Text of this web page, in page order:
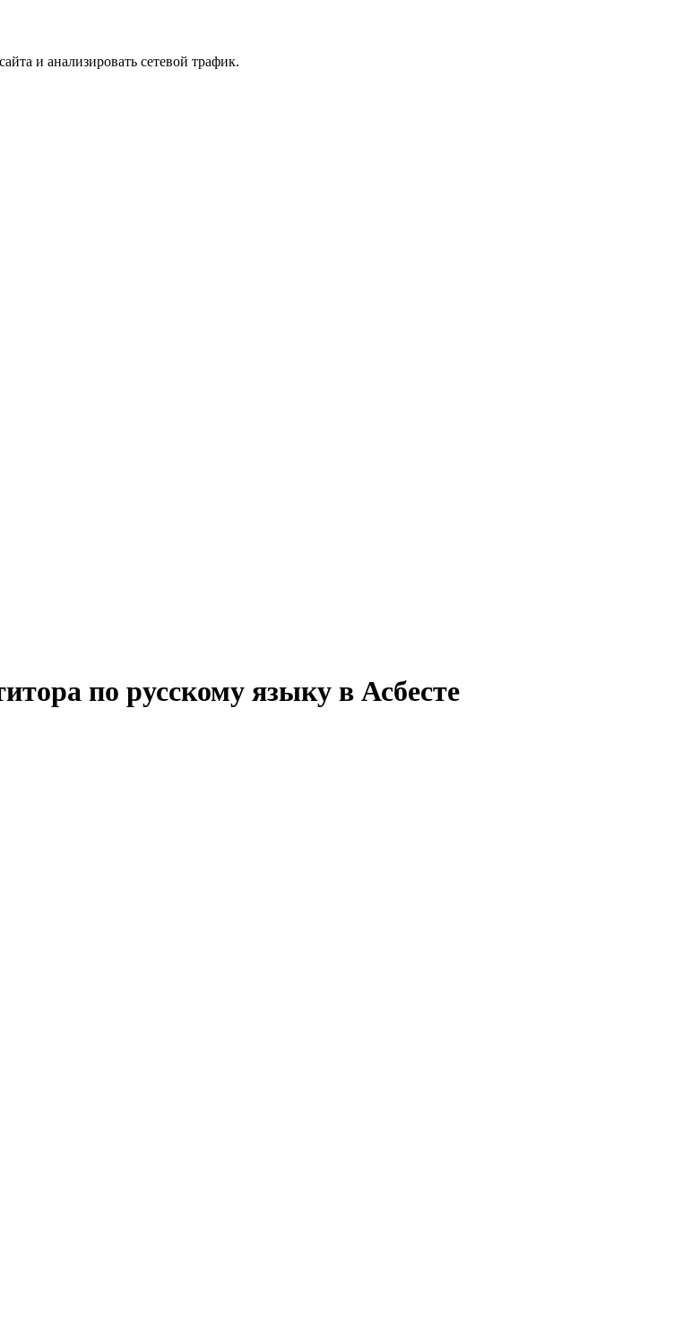
и анализировать сетевой трафик.
по русскому языку в Асбесте